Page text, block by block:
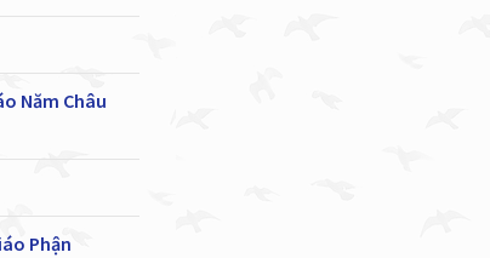
Năm Châu
Phận